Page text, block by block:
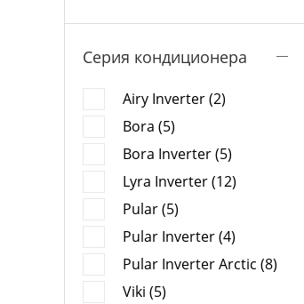
Серия кондиционера
Airy Inverter (2)
Bora (5)
Bora Inverter (5)
Lyra Inverter (12)
Pular (5)
Pular Inverter (4)
Pular Inverter Arctic (8)
Viki (5)